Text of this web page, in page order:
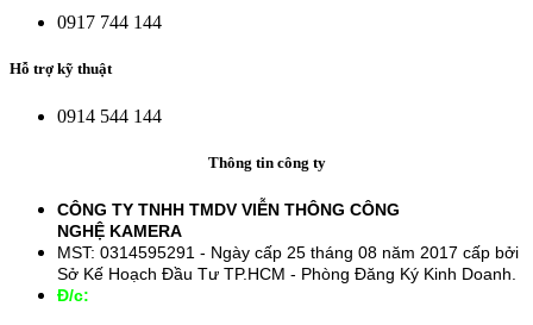
0917 744 144
Hỗ trợ kỹ thuật
0914 544 144
Thông tin công ty
CÔNG TY TNHH TMDV VIỄN THÔNG CÔNG
NGHỆ KAMERA
MST: 0314595291 - Ngày cấp 25 tháng 08 năm 2017 cấp bởi
Sở Kế Hoạch Đầu Tư TP.HCM - Phòng Đăng Ký Kinh Doanh.
Đ/c: